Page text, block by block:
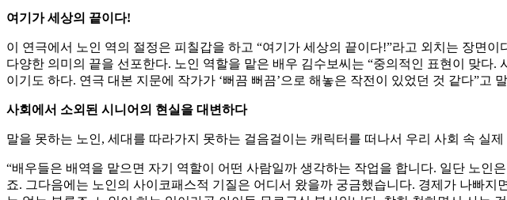
여기가 세상의 끝이다!
이 연극에서 노인 역의 절정은 피칠갑을 하고 “여기가 세상의 끝이다!”라고 외치는 장면
다양한 의미의 끝을 선포한다. 노인 역할을 맡은 배우 김수보씨는 “중의적인 표현이 맞다
이기도 하다. 연극 대본 지문에 작가가 ‘뻐끔 뻐끔’으로 해놓은 작전이 있었던 것 같다”고
사회에서 소외된 시니어의 현실을 대변하다
말을 못하는 노인, 세대를 따라가지 못하는 걸음걸이는 캐릭터를 떠나서 우리 사회 속 실
“배우들은 배역을 맡으면 자기 역할이 어떤 사람일까 생각하는 작업을 합니다. 일단 노인
죠. 그다음에는 노인의 사이코패스적 기질은 어디서 왔을까 궁금했습니다. 경제가 나빠